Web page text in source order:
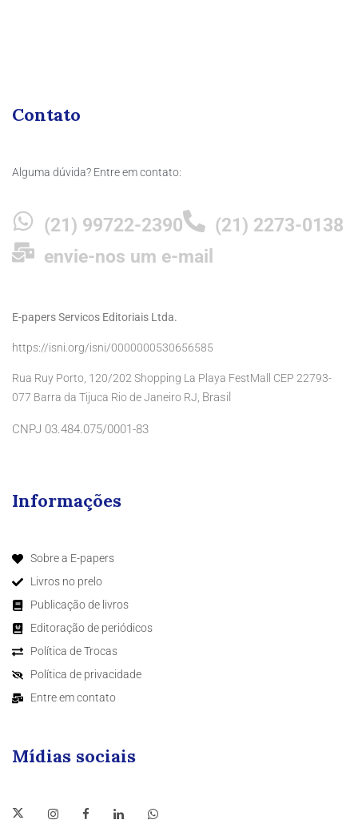
Contato
Alguma dúvida? Entre em contato:
(21) 99722-2390
(21) 2273-0138
envie-nos um e-mail
E-papers Servicos Editoriais Ltda.
https://isni.org/isni/0000000530656585
Rua Ruy Porto, 120/202 Shopping La Playa FestMall CEP 22793-
077 Barra da Tijuca Rio de Janeiro RJ, Brasil
CNPJ 03.484.075/0001-83
Informações
Sobre a E-papers
Livros no prelo
Publicação de livros
Editoração de periódicos
Política de Trocas
Política de privacidade
Entre em contato
Mídias sociais